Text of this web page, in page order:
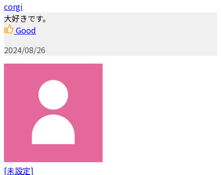
corgi
大好きです。
Good
2024/08/26
[未設定]